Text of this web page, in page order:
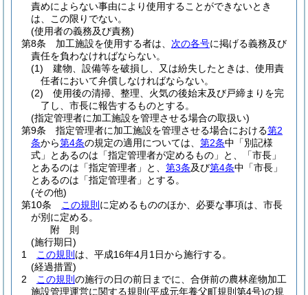
責めによらない事由により使用することができないとき
は、この限りでない。
(使用者の義務及び責務)
第8条
加工施設を使用する者は、 次の各号に掲げる義務及び
責任を負わなければならない。
(1)
建物、設備等を破損し、又は紛失したときは、使用責
任者において弁償しなければならない。
(2)
使用後の清掃、整理、火気の後始末及び戸締まりを完
了し、市長に報告するものとする。
(指定管理者に加工施設を管理させる場合の取扱い)
第9条
指定管理者に加工施設を管理させる場合における第2
条から第4条の規定の適用については、 第2条中「別記様
式」とあるのは「指定管理者が定めるもの」と、「市長」
とあるのは「指定管理者」と、 第3条及び第4条中「市長」
とあるのは「指定管理者」とする。
(その他)
第10条
この規則 に定めるもののほか、必要な事項は、市長
が別に定める。
附 則
(施行期日)
1
この規則 は、平成16年4月1日から施行する。
(経過措置)
2
この規則 の施行の日の前日までに、合併前の農林産物加工
施設管理運営に関する規則 (平成元年養父町規則第4号)の規